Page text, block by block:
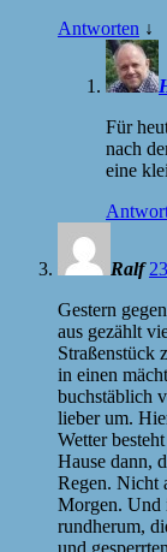
Antworten ↓
Für
nach
eine
Ralf
Gestern
aus gezählt
Straßenstück
in einen
buchstäblich
lieber um.
Wetter
Hause dann,
Regen. Nicht
Morgen. Und
rundherum,
und